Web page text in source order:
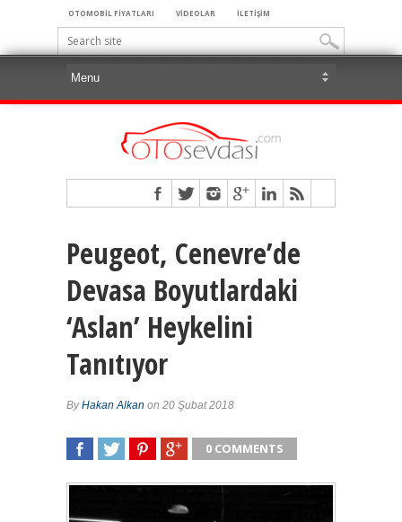
OTOMOBİL FİYATLARI VİDEOLAR İLETİŞİM
Peugeot, Cenevre’de
Devasa Boyutlardaki
‘Aslan’ Heykelini
Tanıtıyor
ByHakan Alkan on 20 Şubat 2018
0 COMMENTS